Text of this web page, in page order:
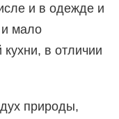
и в одежде и
мало
в отличии
природы,